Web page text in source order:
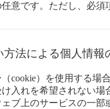
意です。ただし、必
法による個人情報
cookie）を使用する
入れを希望されない
ブ上のサービスの一部